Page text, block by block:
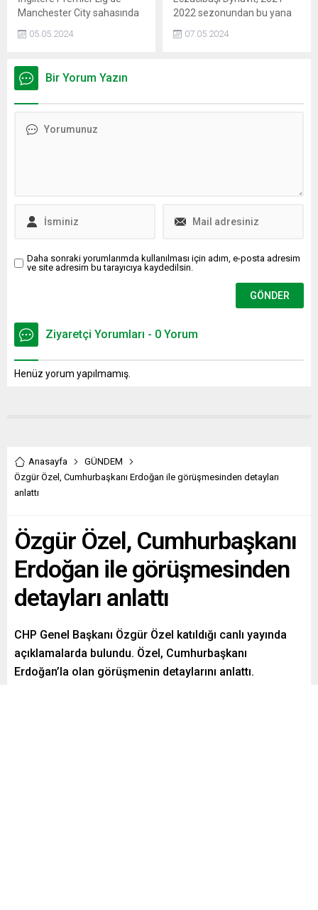
Manchester City sahasında
mağlup etti. Manchester
Haaland 4 golle maça
damga vurdu.
05.05.2024
2022 sezonundan bu yana
üstlenen Ferhat Akbaş’la, 3
07.05.2024
Bir Yorum Yazın
Daha sonraki yorumlarımda kullanılması için adım, e-posta adresim
ve site adresim bu tarayıcıya kaydedilsin.
Ziyaretçi Yorumları - 0 Yorum
Henüz yorum yapılmamış.
Anasayfa
GÜNDEM
Özgür Özel, Cumhurbaşkanı Erdoğan ile görüşmesinden detayları
anlattı
Özgür Özel, Cumhurbaşkanı
Erdoğan ile görüşmesinden
detayları anlattı
CHP Genel Başkanı Özgür Özel katıldığı canlı yayında
açıklamalarda bulundu. Özel, Cumhurbaşkanı
Erdoğan’la olan görüşmenin detaylarını anlattı.